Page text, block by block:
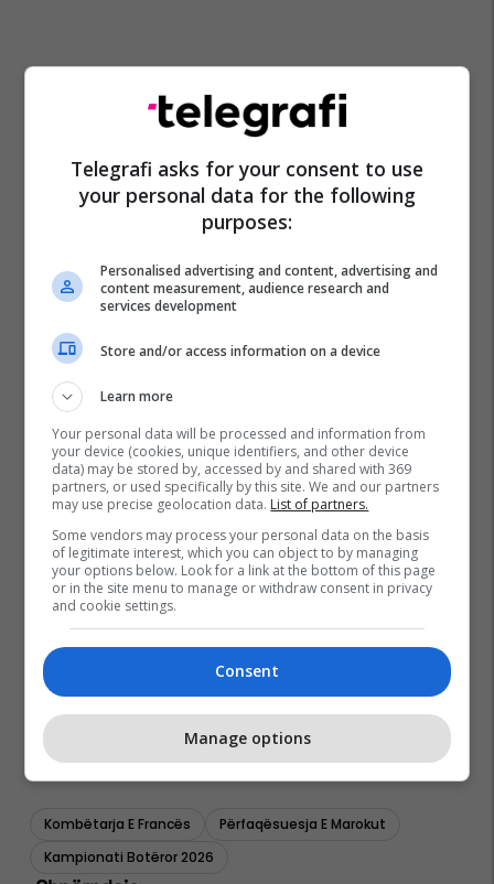
Kombëtarja E Francës
Përfaqësuesja E Marokut
Kampionati Botëror 2026
Telegrafi asks for your consent to use
your personal data for the following
purposes:
Personalised advertising and content, advertising and
content measurement, audience research and
services development
Store and/or access information on a device
Learn more
Your personal data will be processed and information from
your device (cookies, unique identifiers, and other device
data) may be stored by, accessed by and shared with 369
partners, or used specifically by this site. We and our partners
may use precise geolocation data. List of partners.
Some vendors may process your personal data on the basis
of legitimate interest, which you can object to by managing
your options below. Look for a link at the bottom of this page
or in the site menu to manage or withdraw consent in privacy
and cookie settings.
Consent
Manage options